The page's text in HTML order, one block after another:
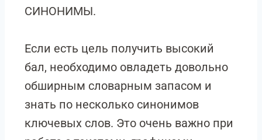
СИНОНИМЫ.
Если есть цель получить высокий
бал, необходимо овладеть довольно
обширным словарным запасом и
знать по несколько синонимов
ключевых слов. Это очень важно при